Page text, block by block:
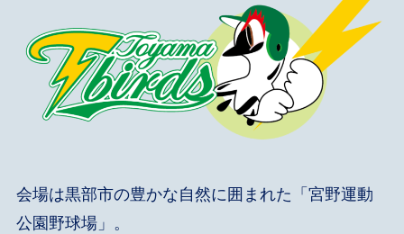
会場は黒部市の豊かな自然に囲まれた「宮野運動
公園野球場」。